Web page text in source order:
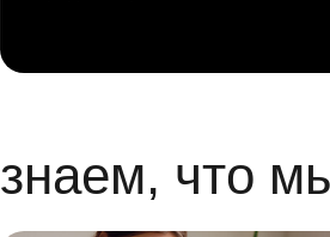
знаем, что